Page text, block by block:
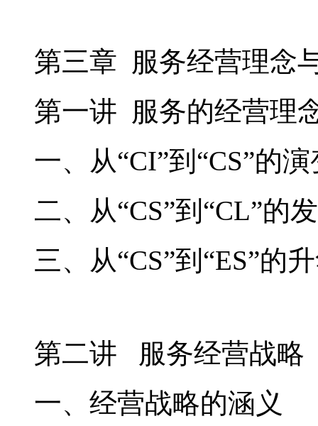
第三章 服务经营理念
第一讲 服务的经营理
一、从“CI”到“CS”的演
二、从“CS”到“CL”的
三、从“CS”到“ES”的
第二讲 服务经营战略
一、经营战略的涵义